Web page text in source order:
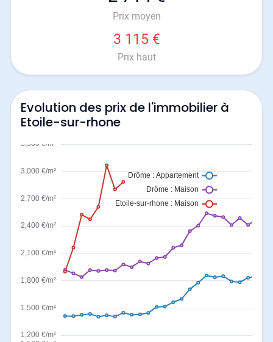
Prix moyen
3 115 €
Prix haut
Evolution des prix de l'immobilier à
Etoile-sur-rhone